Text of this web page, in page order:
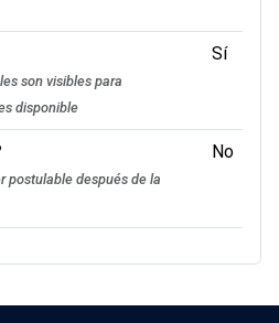
son visibles para
disponible
Sí
postulable después de la
No